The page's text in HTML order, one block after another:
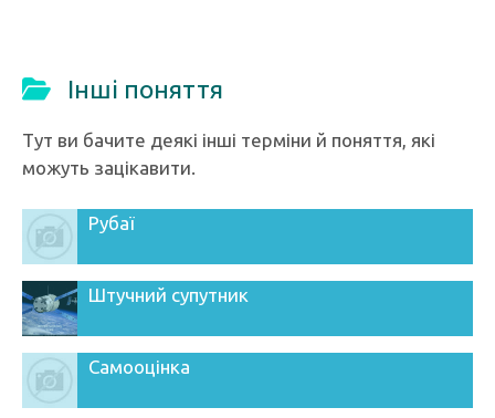
Інші поняття
Тут ви бачите деякі інші терміни й поняття, які
можуть зацікавити.
Рубаї
Штучний супутник
Самооцінка